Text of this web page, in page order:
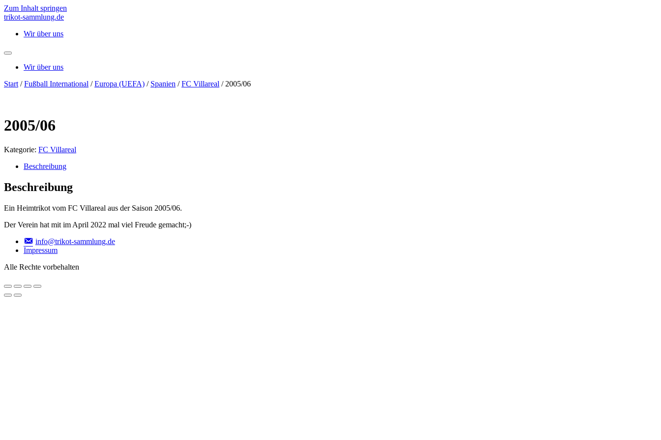
Zum Inhalt springen
trikot-sammlung.de
Wir über uns
Wir über uns
Start /Fußball International /Europa (UEFA) / Spanien /FC Villareal / 2005/06
2005/06
Kategorie: FC Villareal
Beschreibung
Beschreibung
Ein Heimtrikot vom FC Villareal aus der Saison 2005/06.
Der Verein hat mit im April 2022 mal viel Freude gemacht;-)
info@trikot-sammlung.de
Impressum
Alle Rechte vorbehalten